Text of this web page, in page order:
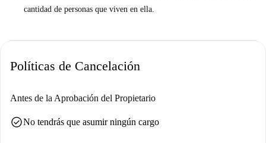
cantidad de personas que viven en ella.
Políticas de Cancelación
Antes de la Aprobación del Propietario
check_circleNo tendrás que asumir ningún cargo